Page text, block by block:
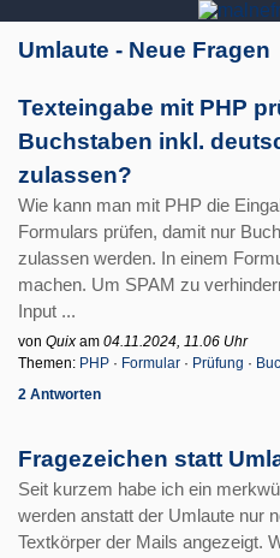
Umlaute - Neue Fragen
Texteingabe mit PHP
Buchstaben inkl.
zulassen?
Wie kann man mit PHP die
Formulars prüfen, damit nur
zulassen werden. In einem
machen. Um SPAM zu
Input ...
von Quix am 04.11.2024, 11.06 Uhr
Themen: PHP · Formular · Prüfung ·
2 Antworten
Fragezeichen statt
Seit kurzem habe ich ein
werden anstatt der Umlaute nur
Textkörper der Mails angezeigt.